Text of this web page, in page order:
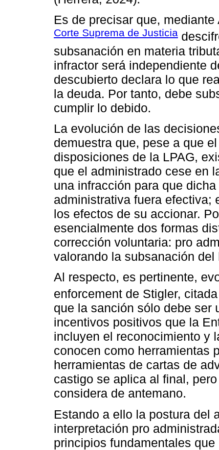
Es de precisar que,
Corte Suprema de Justicia
subsanación en materia
infractor será independiente
descubierto declara lo que
la deuda. Por tanto, debe
cumplir lo debido.
La evolución de las
demuestra que, pese a que
disposiciones de la LPAG,
que el administrado cese en
una infracción para que
administrativa fuera efectiva;
los efectos de su accionar.
esencialmente dos formas
corrección voluntaria: pro
valorando la subsanación
Al respecto, es pertinente,
enforcement de Stigler,
que la sanción sólo debe ser
incentivos positivos que la
incluyen el reconocimiento y
conocen como herramientas
herramientas de cartas de
castigo se aplica al final,
considera de antemano.
Estando a ello la postura del
interpretación pro
principios fundamentales